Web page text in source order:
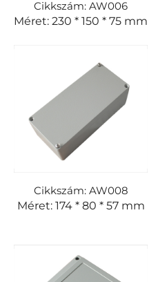
Cikkszám: AW006
Méret: 230 * 150 * 75 mm
Cikkszám: AW008
Méret: 174 * 80 * 57 mm